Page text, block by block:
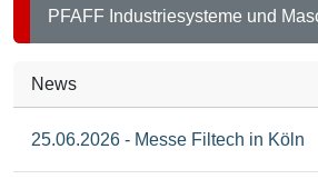
PFAFF Industriesysteme und
News
25.06.2026 - Messe Filtech in Köln